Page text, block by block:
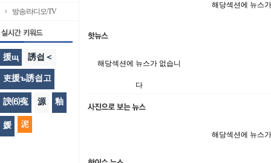
방송/라디오/TV
援щ 誘쇱＜
吏援ъ誘쇱고
諛⑹寃 源 釉
媛 泥
해당섹션에 뉴스
해당섹션에 뉴스가 없습니
다
해당섹션에 뉴스